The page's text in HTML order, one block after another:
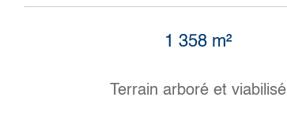
1 358 m²
Terrain arboré et viabilisé